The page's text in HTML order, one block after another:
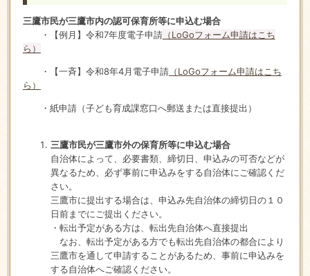
三鷹市民が三鷹市内の認可保育所等に申込む場合
・【例月】令和7年度電子申請（LoGoフォーム申請はこち
ら）
・【一斉】令和8年4月電子申請（LoGoフォーム申請はこち
ら）
・紙申請（子ども育成課窓口へ郵送または直接提出 ）
三鷹市民が三鷹市外の保育所等に申込む場合
自治体によって、必要書類、締切日、申込みの可否などが
異なるため、必ず事前に申込みをする自治体にご確認くだ
さい。
三鷹市に提出する場合は、申込み先自治体の締切日の１０
日前までにご提出ください。
・転出予定がある方は、転出先自治体へ直接提出
なお、転出予定がある方でも転出先自治体の都合により
三鷹市を通して申請することがあるため、事前に申込みを
する自治体へご確認ください。